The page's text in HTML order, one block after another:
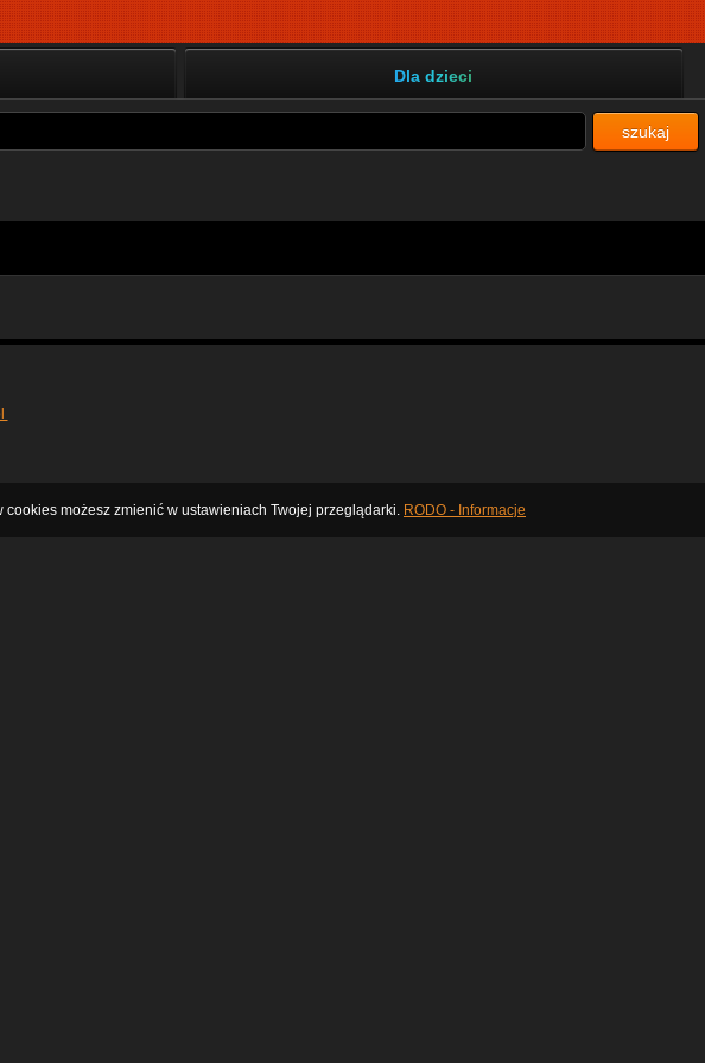
Dla dzieci
szukaj
możesz zmienić w ustawieniach Twojej przeglądarki. RODO - Informacje